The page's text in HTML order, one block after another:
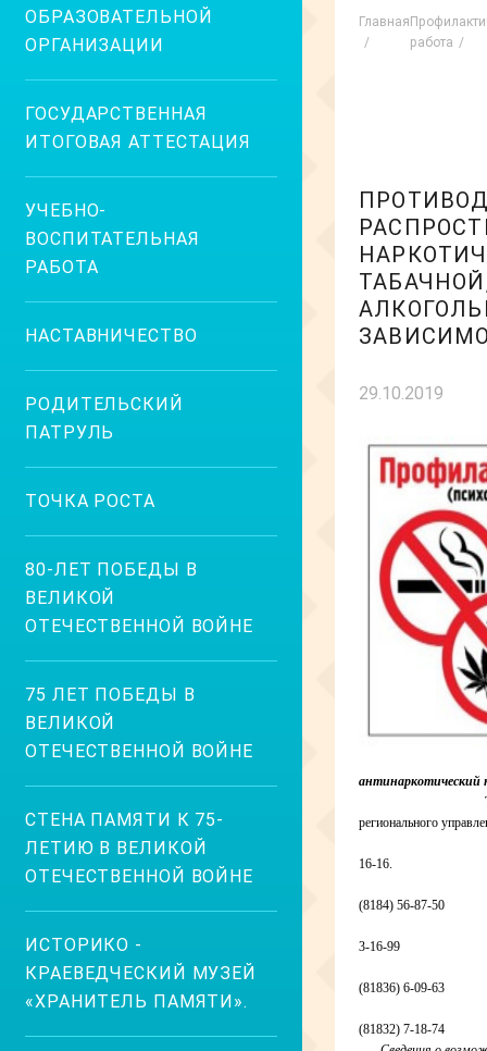
ОБРАЗОВАТЕЛЬНОЙ
ОРГАНИЗАЦИИ
ГОСУДАРСТВЕННАЯ
ИТОГОВАЯ АТТЕСТАЦИЯ
УЧЕБНО-
ВОСПИТАТЕЛЬНАЯ
РАБОТА
НАСТАВНИЧЕСТВО
РОДИТЕЛЬСКИЙ
ПАТРУЛЬ
ТОЧКА РОСТА
80-ЛЕТ ПОБЕДЫ В
ВЕЛИКОЙ
ОТЕЧЕСТВЕННОЙ ВОЙНЕ
75 ЛЕТ ПОБЕДЫ В
ВЕЛИКОЙ
ОТЕЧЕСТВЕННОЙ ВОЙНЕ
СТЕНА ПАМЯТИ К 75-
ЛЕТИЮ В ВЕЛИКОЙ
ОТЕЧЕСТВЕННОЙ ВОЙНЕ
ИСТОРИКО -
КРАЕВЕДЧЕСКИЙ МУЗЕЙ
«ХРАНИТЕЛЬ ПАМЯТИ».
Главная
работа
29.10.2019
антинаркотический
Телефоны
регионального
16-16.
(8184) 56-87-50
3-16-99
(81836) 6-09-63
(81832) 7-18-74